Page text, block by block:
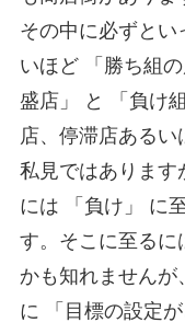
その中に必ずとい
いほど 「勝ち組
盛店」 と 「負け
店、停滞店あるい
私見ではあります
には 「負け」 に
す。そこに至るに
かも知れませんが
に 「目標の設定